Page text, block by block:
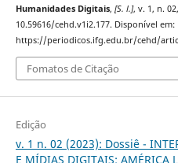
Humanidades Digitais, [S. l.], v. 1, n.
10.59616/cehd.v1i2.177. Disponível em:
https://periodicos.ifg.edu.br/cehd/
Fomatos de Citação
Edição
v. 1 n. 02 (2023): Dossiê -
E MÍDIAS DIGITAIS: AMÉRICA